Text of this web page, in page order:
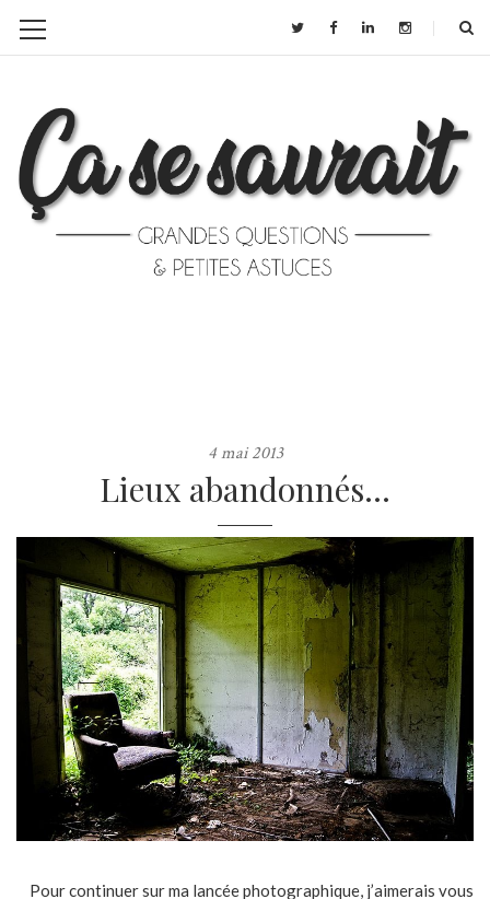
4 mai 2013
Lieux abandonnés…
Pour continuer sur ma lancée photographique, j’aimerais vous